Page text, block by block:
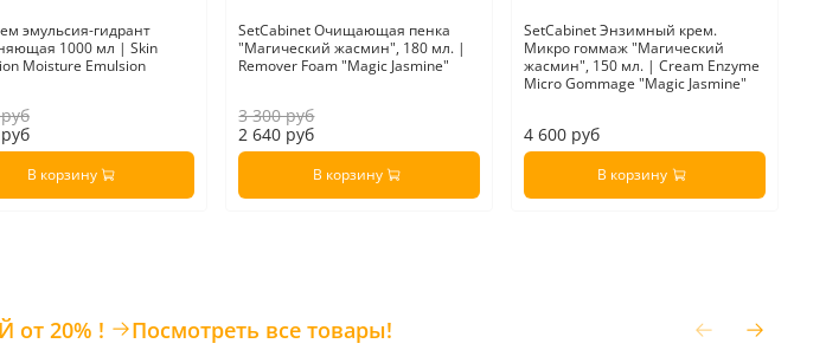
эмульсия-гидрант
1000 мл | Skin
Moisture Emulsion
В корзину
SetCabinet Очищающая пенка
"Магический жасмин", 180 мл. |
Remover Foam "Magic Jasmine"
3 300 руб
2 640 руб
В корзину
SetCabinet Энзимный крем.
Микро гоммаж "Магический
жасмин", 150 мл. | Cream Enzyme
Micro Gommage "Magic Jasmine"
4 600 руб
В корзину
ТОВАРЫ ПО АКЦИИ СО СКИДКОЙ от 20% ! Посмотреть все товары!